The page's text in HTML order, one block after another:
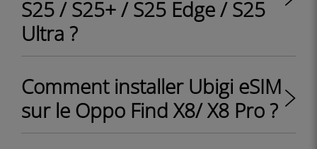
S25 / S25+ / S25 Edge / S25
Ultra ?
Comment installer Ubigi eSIM
sur le Oppo Find X8/ X8 Pro ?